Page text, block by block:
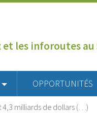
les inforoutes au
OPPORTUNITÉS
4,3 milliards de dollars (…)